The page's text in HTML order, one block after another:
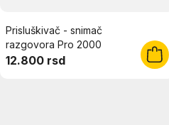
Prisluškivač - snimač
razgovora Pro 2000
12.800 rsd